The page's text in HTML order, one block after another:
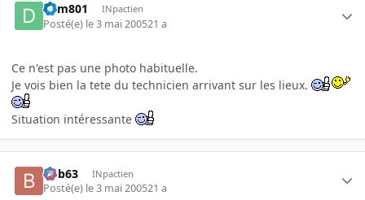
dym801 INpactien
Posté(e) le 3 mai 200521 a
Ce n'est pas une photo habituelle.
Je vois bien la tete du technicien arrivant sur les lieux.
Situation intéressante
bob63 INpactien
Posté(e) le 3 mai 200521 a